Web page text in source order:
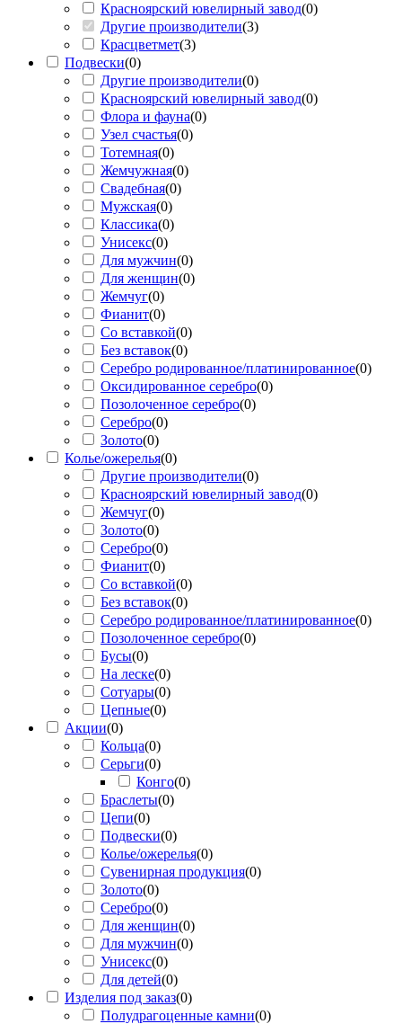
Красноярский ювелирный завод(0)
Другие производители(3)
Красцветмет(3)
Подвески(0)
Другие производители(0)
Красноярский ювелирный завод(0)
Флора и фауна(0)
Узел счастья(0)
Тотемная(0)
Жемчужная(0)
Свадебная(0)
Мужская(0)
Классика(0)
Унисекс(0)
Для мужчин(0)
Для женщин(0)
Жемчуг(0)
Фианит(0)
Со вставкой(0)
Без вставок(0)
Серебро родированное/платинированное(0)
Оксидированное серебро(0)
Позолоченное серебро(0)
Серебро(0)
Золото(0)
Колье/ожерелья(0)
Другие производители(0)
Красноярский ювелирный завод(0)
Жемчуг(0)
Золото(0)
Серебро(0)
Фианит(0)
Со вставкой(0)
Без вставок(0)
Серебро родированное/платинированное(0)
Позолоченное серебро(0)
Бусы(0)
На леске(0)
Сотуары(0)
Цепные(0)
Акции(0)
Кольца(0)
Серьги(0)
Конго(0)
Браслеты(0)
Цепи(0)
Подвески(0)
Колье/ожерелья(0)
Сувенирная продукция(0)
Золото(0)
Серебро(0)
Для женщин(0)
Для мужчин(0)
Унисекс(0)
Для детей(0)
Изделия под заказ(0)
Полудрагоценные камни(0)